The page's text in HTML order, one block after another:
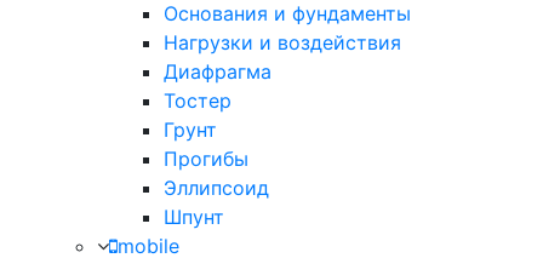
Основания и фундаменты
Нагрузки и воздействия
Диафрагма
Тостер
Грунт
Прогибы
Эллипсоид
Шпунт
mobile